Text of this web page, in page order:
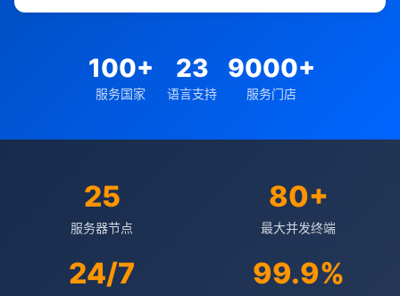
100+
服务国家
23
语言支持
9000+
服务门店
25
服务器节点
80+
最大并发终端
24/7 99.9%